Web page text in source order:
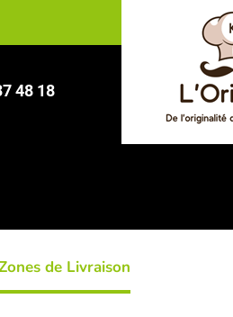
48 18
de Livraison